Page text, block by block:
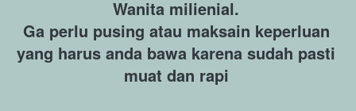
Wanita milienial.
Ga perlu pusing atau maksain keperluan
yang harus anda bawa karena sudah pasti
muat dan rapi